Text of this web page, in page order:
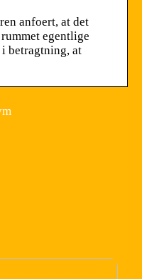
anfoert, at det
egentlige
i betragtning, at